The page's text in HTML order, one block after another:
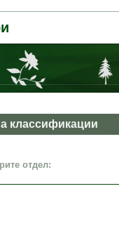
классификации
отдел: